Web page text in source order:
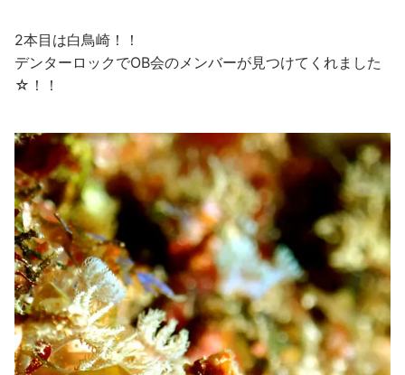
2本目は白鳥崎！！
デンターロックでOB会のメンバーが見つけてくれました
☆！！